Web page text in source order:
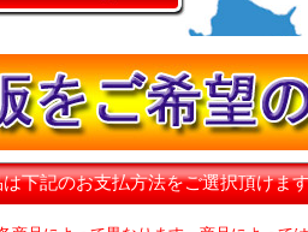
下記のお支払方法をご選択頂けま